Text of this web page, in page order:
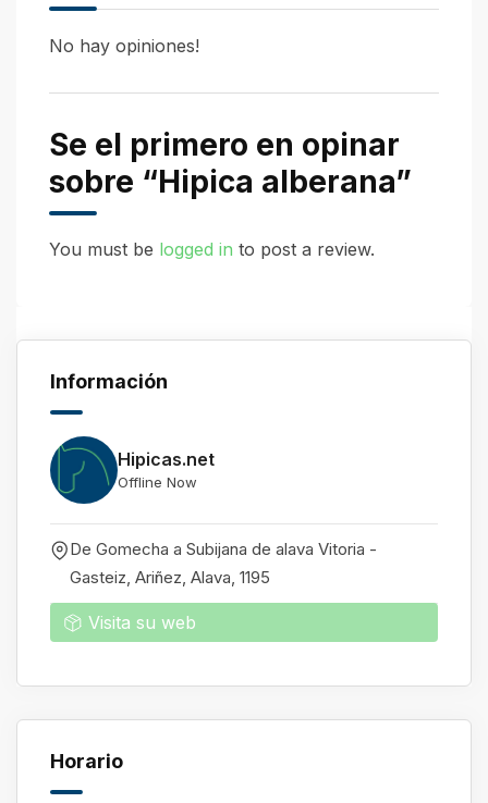
No hay opiniones!
Se el primero en opinar
sobre “Hipica alberana”
You must be logged in to post a review.
Información
Hipicas.net
Offline Now
De Gomecha a Subijana de alava Vitoria -
Gasteiz, Ariñez, Alava, 1195
Visita su web
Horario